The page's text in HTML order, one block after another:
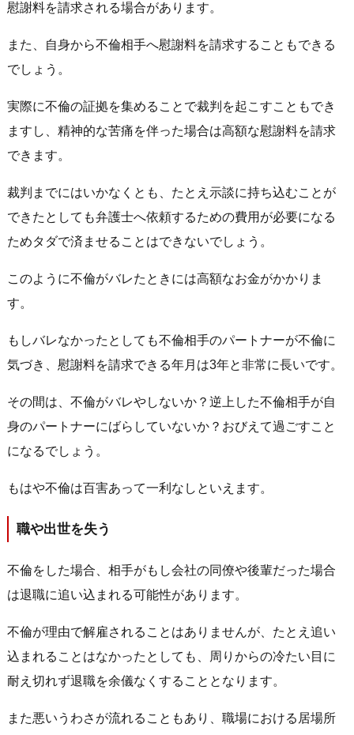
慰謝料を請求される場合があります。
また、自身から不倫相手へ慰謝料を請求することもできる
でしょう。
実際に不倫の証拠を集めることで裁判を起こすこともでき
ますし、精神的な苦痛を伴った場合は高額な慰謝料を請求
できます。
裁判までにはいかなくとも、たとえ示談に持ち込むことが
できたとしても弁護士へ依頼するための費用が必要になる
ためタダで済ませることはできないでしょう。
このように不倫がバレたときには高額なお金がかかりま
す。
もしバレなかったとしても不倫相手のパートナーが不倫に
気づき、慰謝料を請求できる年月は3年と非常に長いです。
その間は、不倫がバレやしないか？逆上した不倫相手が自
身のパートナーにばらしていないか？おびえて過ごすこと
になるでしょう。
もはや不倫は百害あって一利なしといえます。
職や出世を失う
不倫をした場合、相手がもし会社の同僚や後輩だった場合
は退職に追い込まれる可能性があります。
不倫が理由で解雇されることはありませんが、たとえ追い
込まれることはなかったとしても、周りからの冷たい目に
耐え切れず退職を余儀なくすることとなります。
また悪いうわさが流れることもあり、職場における居場所